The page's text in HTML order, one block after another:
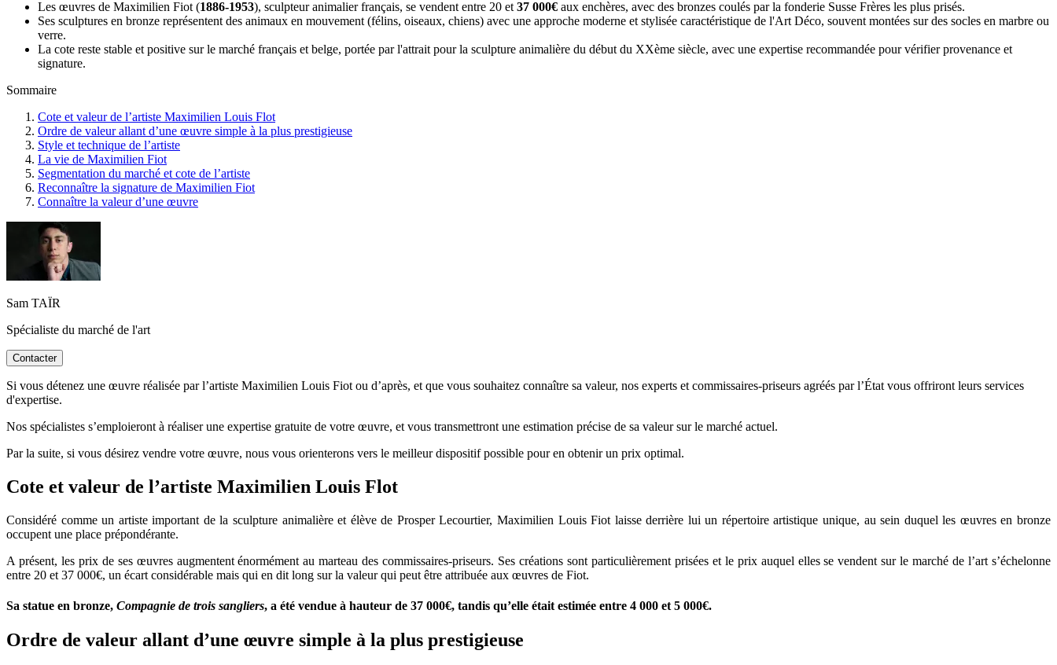
Les œuvres de Maximilien Fiot (1886-1953), sculpteur animalier français, se vendent entre 20 et 37 000€ aux enchères, avec des bronzes coulés par la fonderie Susse Frères les plus prisés.
Ses sculptures en bronze représentent des animaux en mouvement (félins, oiseaux, chiens) avec une approche moderne et stylisée caractéristique de l'Art Déco, souvent montées sur des socles en marbre ou
verre.
La cote reste stable et positive sur le marché français et belge, portée par l'attrait pour la sculpture animalière du début du XXème siècle, avec une expertise recommandée pour vérifier provenance et
signature.
Sommaire
Cote et valeur de l’artiste Maximilien Louis Flot
Ordre de valeur allant d’une œuvre simple à la plus prestigieuse
Style et technique de l’artiste
La vie de Maximilien Fiot
Segmentation du marché et cote de l’artiste
Reconnaître la signature de Maximilien Fiot
Connaître la valeur d’une œuvre
Sam TAÏR
Spécialiste du marché de l'art
Contacter
Si vous détenez une œuvre réalisée par l’artiste Maximilien Louis Fiot ou d’après, et que vous souhaitez connaître sa valeur, nos experts et commissaires-priseurs agréés par l’État vous offriront leurs services
d'expertise.
Nos spécialistes s’emploieront à réaliser une expertise gratuite de votre œuvre, et vous transmettront une estimation précise de sa valeur sur le marché actuel.
Par la suite, si vous désirez vendre votre œuvre, nous vous orienterons vers le meilleur dispositif possible pour en obtenir un prix optimal.
Cote et valeur de l’artiste Maximilien Louis Flot
Considéré comme un artiste important de la sculpture animalière et élève de Prosper Lecourtier, Maximilien Louis Fiot laisse derrière lui un répertoire artistique unique, au sein duquel les œuvres en bronze
occupent une place prépondérante.
A présent, les prix de ses œuvres augmentent énormément au marteau des commissaires-priseurs. Ses créations sont particulièrement prisées et le prix auquel elles se vendent sur le marché de l’art s’échelonne
entre 20 et 37 000€, un écart considérable mais qui en dit long sur la valeur qui peut être attribuée aux œuvres de Fiot.
Sa statue en bronze, Compagnie de trois sangliers, a été vendue à hauteur de 37 000€, tandis qu’elle était estimée entre 4 000 et 5 000€.
Ordre de valeur allant d’une œuvre simple à la plus prestigieuse